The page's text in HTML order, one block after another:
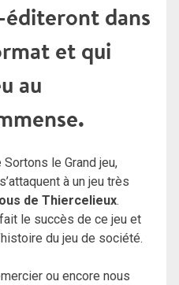
éditeront dans
et qui
au
le Grand jeu,
s’attaquent à un jeu très
de Thiercelieux.
le succès de ce jeu et
du jeu de société.
ou encore nous